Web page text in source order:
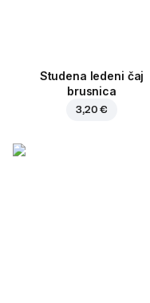
Studena ledeni čaj
brusnica
3,20 €